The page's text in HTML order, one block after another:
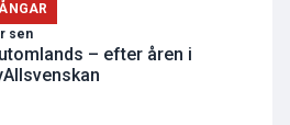
sen
– efter åren i